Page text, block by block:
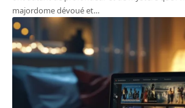
majordome dévoué et…